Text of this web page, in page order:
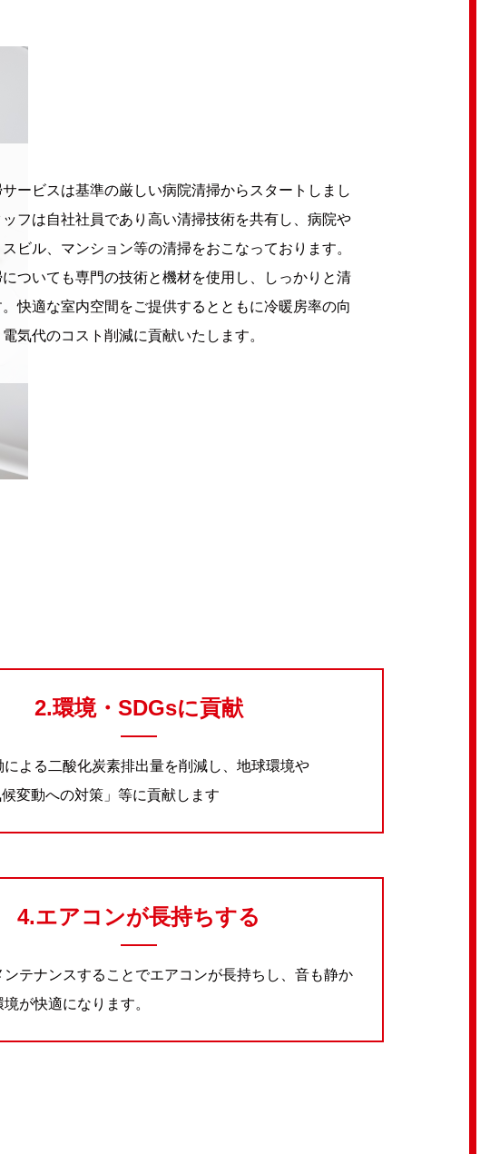
ービスは基準の厳しい病院清掃からスタートしまし
フは自社社員であり高い清掃技術を共有し、病院や
ビル、マンション等の清掃をおこなっております。
ついても専門の技術と機材を使用し、しっかりと清
快適な室内空間をご提供するとともに冷暖房率の向
電気代のコスト削減に貢献いたします。
2.環境・SDGsに貢献
による二酸化炭素排出量を削減し、地球環境や
変動への対策」等に貢献します
4.エアコンが長持ちする
ンテナンスすることでエアコンが長持ちし、音も静か
が快適になります。